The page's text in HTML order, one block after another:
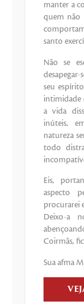
manter a
quem não
santo
Não se
seu
intimidade
a vida
inúteis,
natureza
todo
Eis,
aspecto
procurarei
Deixo-a
Coirmãs,
Sua afma